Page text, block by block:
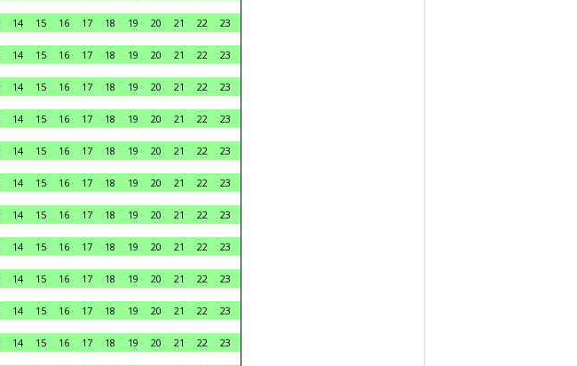
14 15 16 17 18 19 20 21 22
23
14 15 16 17 18 19 20 21 22
23
14 15 16 17 18 19 20 21 22
23
14 15 16 17 18 19 20 21 22
23
14 15 16 17 18 19 20 21 22
23
14 15 16 17 18 19 20 21 22
23
14 15 16 17 18 19 20 21 22
23
14 15 16 17 18 19 20 21 22
23
14 15 16 17 18 19 20 21 22
23
14 15 16 17 18 19 20 21 22
23
14 15 16 17 18 19 20 21 22
23